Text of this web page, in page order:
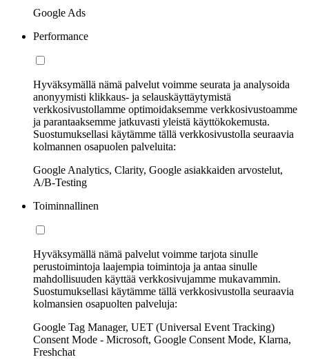
Google Ads
Performance
Hyväksymällä nämä palvelut voimme seurata ja analysoida
anonyymisti klikkaus- ja selauskäyttäytymistä
verkkosivustollamme optimoidaksemme verkkosivustoamme
ja parantaaksemme jatkuvasti yleistä käyttökokemusta.
Suostumuksellasi käytämme tällä verkkosivustolla seuraavia
kolmannen osapuolen palveluita:
Google Analytics, Clarity, Google asiakkaiden arvostelut,
A/B-Testing
Toiminnallinen
Hyväksymällä nämä palvelut voimme tarjota sinulle
perustoimintoja laajempia toimintoja ja antaa sinulle
mahdollisuuden käyttää verkkosivujamme mukavammin.
Suostumuksellasi käytämme tällä verkkosivustolla seuraavia
kolmansien osapuolten palveluja:
Google Tag Manager, UET (Universal Event Tracking)
Consent Mode - Microsoft, Google Consent Mode, Klarna,
Freshchat